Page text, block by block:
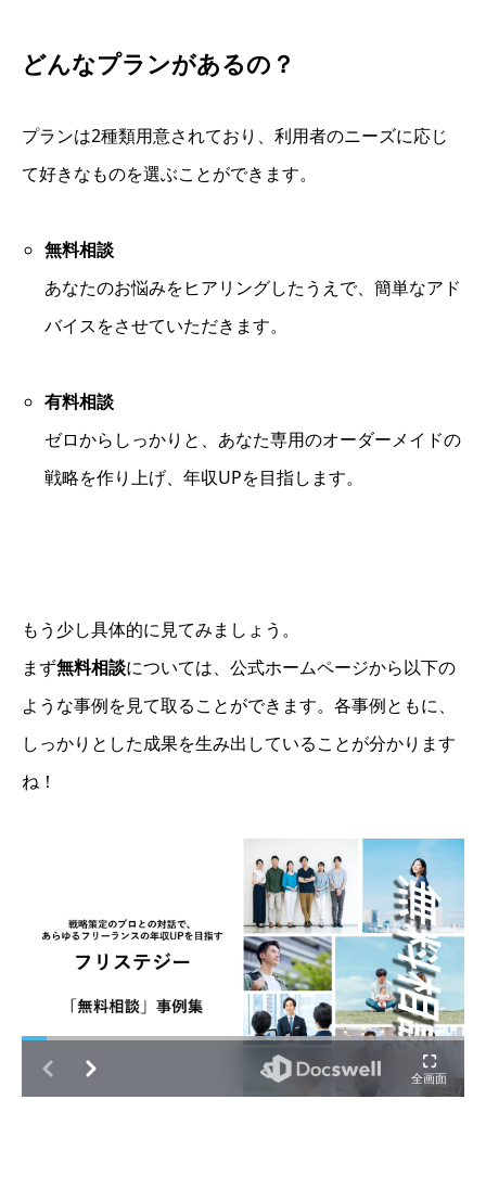
どんなプランがあるの？
プランは2種類用意されており、利用者のニーズに応じ
て好きなものを選ぶことができます。
無料相談
あなたのお悩みをヒアリングしたうえで、簡単なアド
バイスをさせていただきます。
有料相談
ゼロからしっかりと、あなた専用のオーダーメイドの
戦略を作り上げ、年収UPを目指します。
もう少し具体的に見てみましょう。
まず無料相談については、公式ホームページから以下の
ような事例を見て取ることができます。各事例ともに、
しっかりとした成果を生み出していることが分かります
ね！